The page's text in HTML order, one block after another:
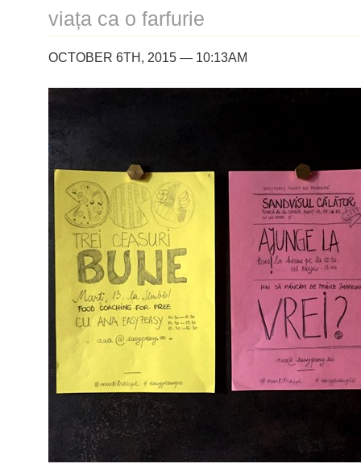
viața ca o farfurie
OCTOBER 6TH, 2015 — 10:13AM